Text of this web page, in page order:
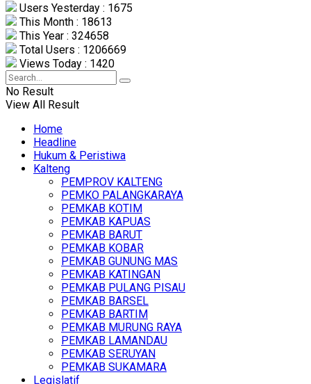
Users Yesterday : 1675
This Month : 18613
This Year : 324658
Total Users : 1206669
Views Today : 1420
No Result
View All Result
Home
Headline
Hukum & Peristiwa
Kalteng
PEMPROV KALTENG
PEMKO PALANGKARAYA
PEMKAB KOTIM
PEMKAB KAPUAS
PEMKAB BARUT
PEMKAB KOBAR
PEMKAB GUNUNG MAS
PEMKAB KATINGAN
PEMKAB PULANG PISAU
PEMKAB BARSEL
PEMKAB BARTIM
PEMKAB MURUNG RAYA
PEMKAB LAMANDAU
PEMKAB SERUYAN
PEMKAB SUKAMARA
Legislatif